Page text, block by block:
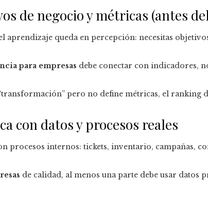
de negocio y métricas (antes
aprendizaje queda en percepción: necesitas
para empresas debe conectar con indicadores,
pero no define métricas, el ranking
con datos y procesos reales
procesos internos: tickets, inventario, campañas,
de calidad, al menos una parte debe usar datos